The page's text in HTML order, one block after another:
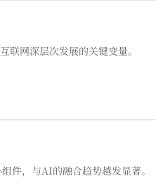
网深层次发展的关键变量。
件，与AI的融合趋势越发显著。